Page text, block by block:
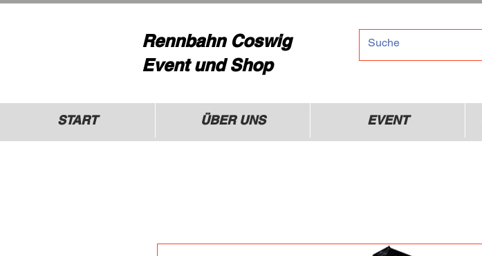
Rennbahn Coswig
Event und Shop
START ÜBER UNS EVENT